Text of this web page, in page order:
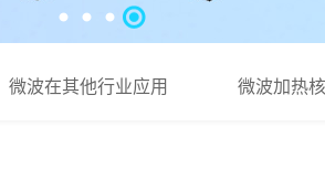
微波在其他行业应用 微波加热